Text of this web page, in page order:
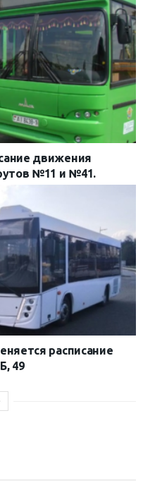
движения
№11 и №41.
расписание
49